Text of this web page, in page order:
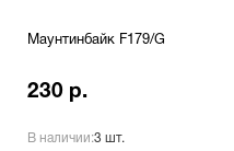
Маунтинбайк F179/G
230 р.
В наличии:3 шт.